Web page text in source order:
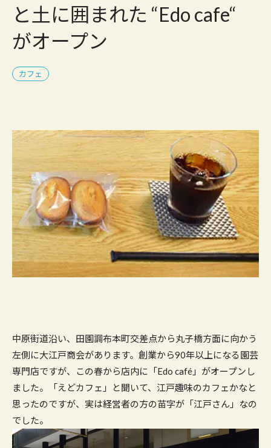
と土に囲まれた “Edo cafe“
がオープン
カフェ
中原街道沿い、田園調布本町交差点から丸子橋方面に向かう
左側に大江戸商会があります。創業から90年以上になる園芸
専門店ですが、この春から店内に「Edo café」がオープンし
ました。「えどカフェ」と聞いて、江戸趣味のカフェかなと
思ったのですが、実は経営者の方の苗字が「江戸さん」なの
でした。